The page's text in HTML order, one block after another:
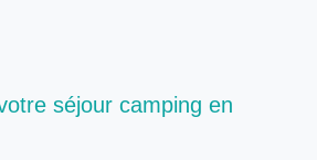
séjour camping en